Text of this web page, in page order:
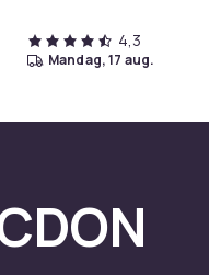
4,3
mandag, 17 aug.